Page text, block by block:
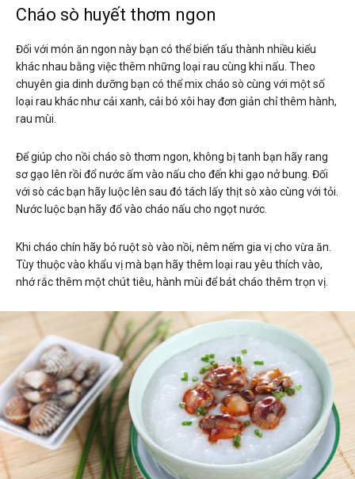
Cháo sò huyết thơm ngon
Đối với món ăn ngon này bạn có thể biến tấu thành nhiều kiểu
khác nhau bằng việc thêm những loại rau cùng khi nấu. Theo
chuyên gia dinh dưỡng bạn có thể mix cháo sò cùng với một số
loại rau khác như cải xanh, cải bó xôi hay đơn giản chỉ thêm hành,
rau mùi.
Để giúp cho nồi cháo sò thơm ngon, không bị tanh bạn hãy rang
sơ gạo lên rồi đổ nước ấm vào nấu cho đến khi gạo nở bung. Đối
với sò các bạn hãy luộc lên sau đó tách lấy thịt sò xào cùng với tỏi.
Nước luộc bạn hãy đổ vào cháo nấu cho ngọt nước.
Khi cháo chín hãy bỏ ruột sò vào nồi, nêm nếm gia vị cho vừa ăn.
Tùy thuộc vào khẩu vị mà bạn hãy thêm loại rau yêu thích vào,
nhớ rắc thêm một chút tiêu, hành mùi để bát cháo thêm trọn vị.